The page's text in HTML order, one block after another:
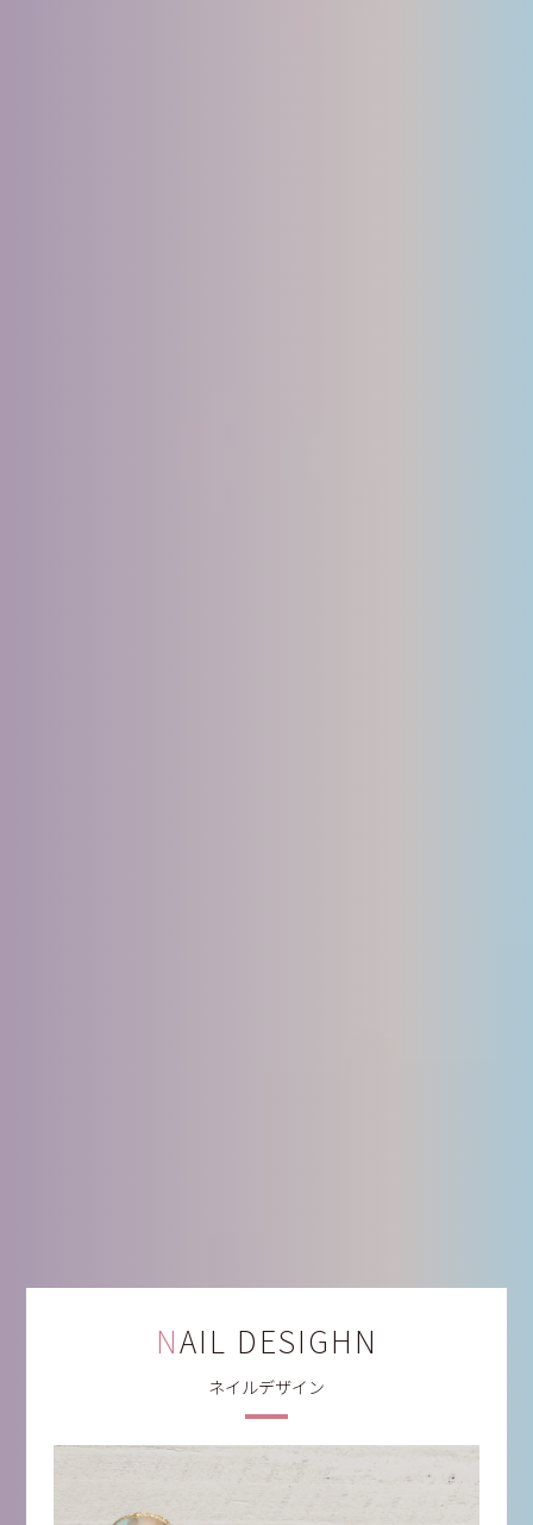
NAIL DESIGHN
ネイルデザイン